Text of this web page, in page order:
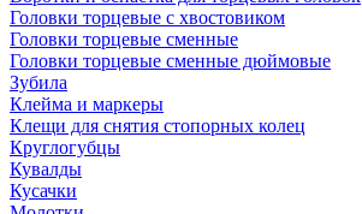
Головки торцевые с хвостовиком
Головки торцевые сменные
Головки торцевые сменные дюймовые
Зубила
Клейма и маркеры
Клещи для снятия стопорных колец
Круглогубцы
Кувалды
Кусачки